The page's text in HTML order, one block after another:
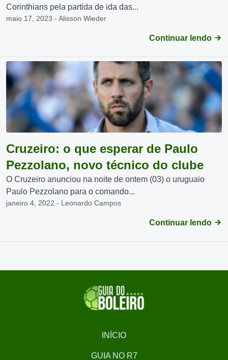
Corinthians pela partida de ida das...
maio 17, 2023 - Alisson Wieder
Continuar lendo
Cruzeiro: o que esperar de Paulo
Pezzolano, novo técnico do clube
O Cruzeiro anunciou na noite de ontem (03) o uruguaio
Paulo Pezzolano para o comando...
janeiro 4, 2022 - Leonardo Campos
Continuar lendo
INÍCIO
GUIA NO R7